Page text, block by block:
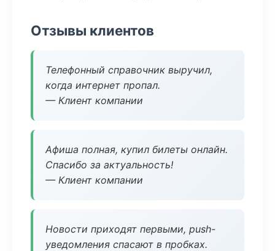
Отзывы клиентов
Телефонный справочник выручил,
когда интернет пропал.
— Клиент компании
Афиша полная, купил билеты онлайн.
Спасибо за актуальность!
— Клиент компании
Новости приходят первыми, push-
уведомления спасают в пробках.